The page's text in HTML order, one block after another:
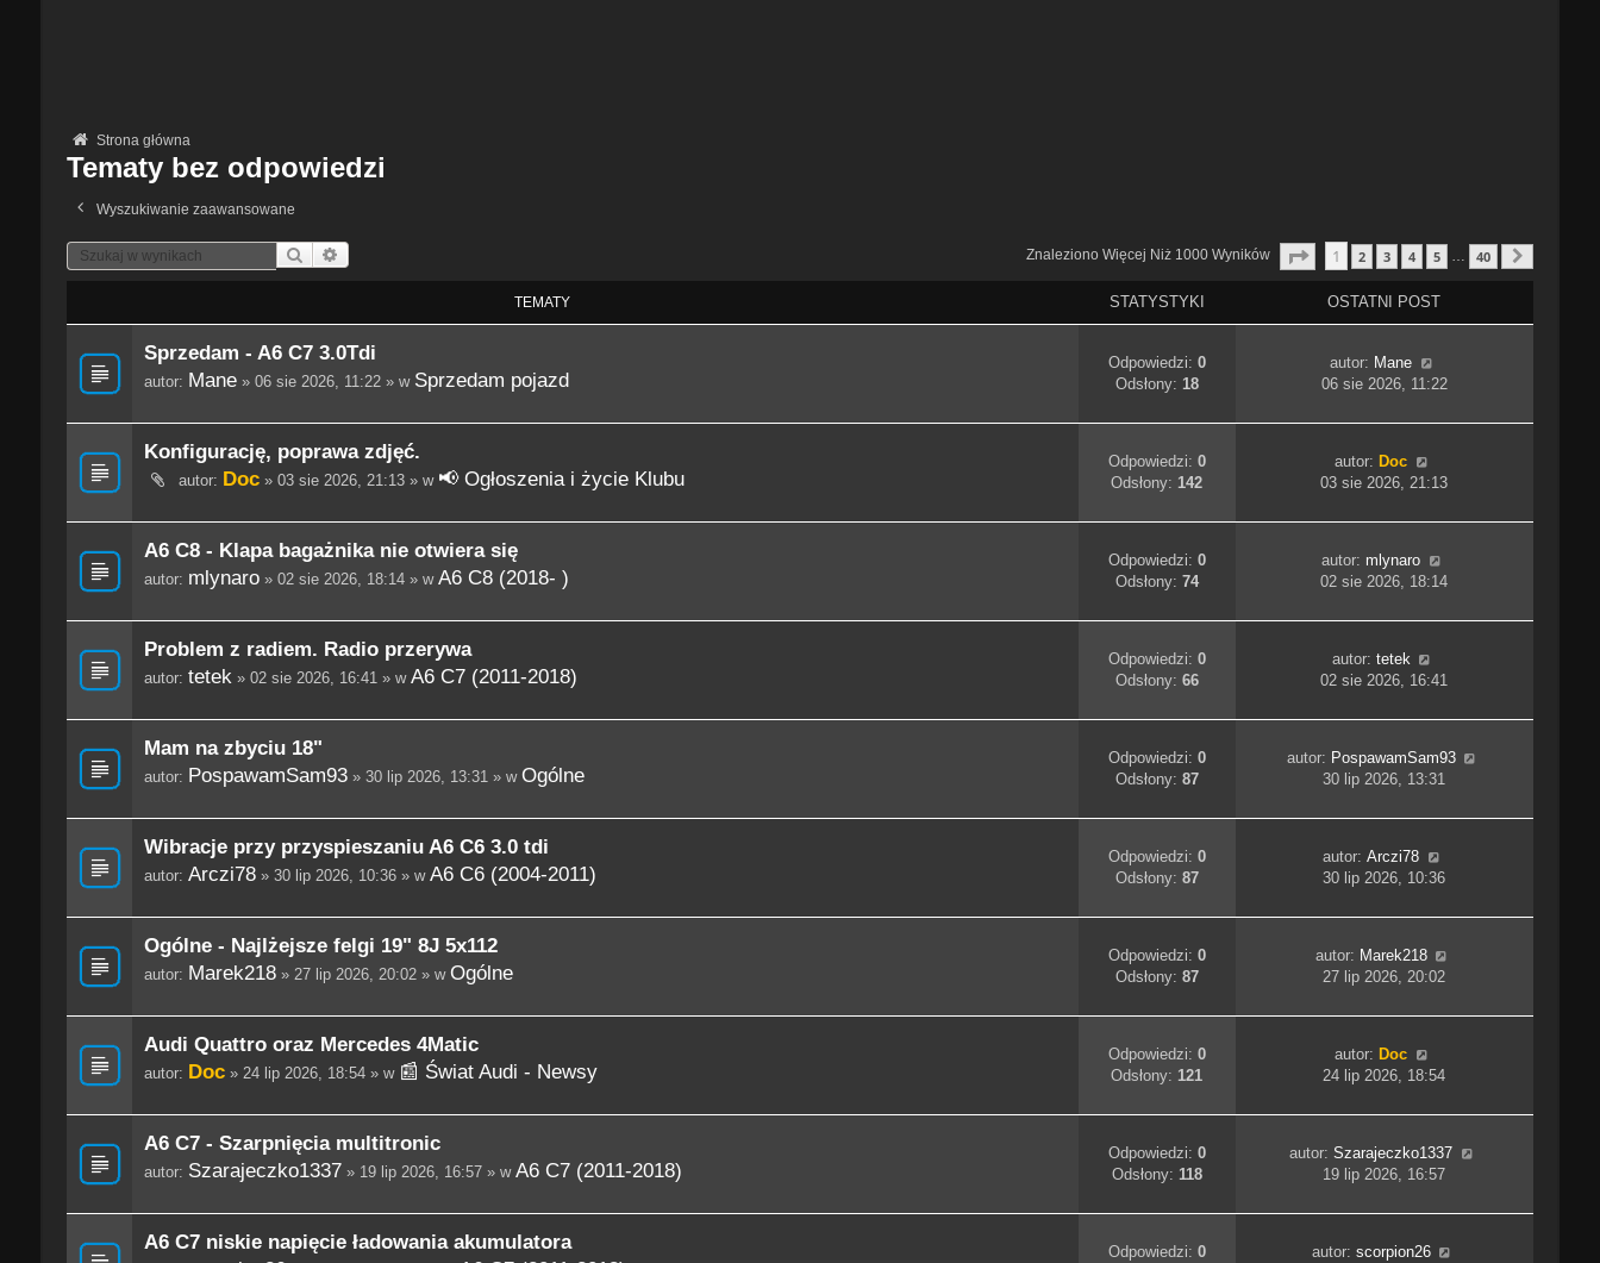
Strona główna
Tematy bez odpowiedzi
Wyszukiwanie zaawansowane
Szukaj Znaleziono Więcej Niż 1000 Wyników Strona 1Z 40
1 2 3 4 5 … 40
TEMATY STATYSTYKI OSTATNI POST
Sprzedam - A6 C7 3.0Tdi
autor: Mane» 06 sie 2026, 11:22 » w Sprzedam pojazd
Odpowiedzi: 0
Odsłony: 18
autor: Mane
06 sie 2026, 11:22
Konfigurację, poprawa zdjęć.
autor: Doc» 03 sie 2026, 21:13 » w 📢 Ogłoszenia i życie Klubu
Odpowiedzi: 0
Odsłony:142
autor: Doc
03 sie 2026, 21:13
A6 C8 - Klapa bagażnika nie otwiera się
autor: mlynaro» 02 sie 2026, 18:14 » w A6 C8 (2018- )
Odpowiedzi: 0
Odsłony: 74
autor: mlynaro
02 sie 2026, 18:14
Problem z radiem. Radio przerywa
autor: tetek» 02 sie 2026, 16:41 » w A6 C7 (2011-2018)
Odpowiedzi: 0
Odsłony: 66
autor: tetek
02 sie 2026, 16:41
Mam na zbyciu 18"
autor: PospawamSam93» 30 lip 2026, 13:31 » w Ogólne
Odpowiedzi: 0
Odsłony: 87
autor: PospawamSam93
30 lip 2026, 13:31
Wibracje przy przyspieszaniu A6 C6 3.0 tdi
autor: Arczi78» 30 lip 2026, 10:36 » w A6 C6 (2004-2011)
Odpowiedzi: 0
Odsłony: 87
autor:Arczi78
30 lip 2026, 10:36
Ogólne - Najlżejsze felgi 19" 8J 5x112
autor: Marek218» 27 lip 2026, 20:02 » w Ogólne
Odpowiedzi: 0
Odsłony: 87
autor: Marek218
27 lip 2026, 20:02
Audi Quattro oraz Mercedes 4Matic
autor: Doc» 24 lip 2026, 18:54 » w 📰 Świat Audi - Newsy
Odpowiedzi: 0
Odsłony:121
autor: Doc
24 lip 2026, 18:54
A6 C7 - Szarpnięcia multitronic
autor: Szarajeczko1337 » 19 lip 2026, 16:57 » w A6 C7 (2011-2018)
Odpowiedzi: 0
Odsłony: 118
autor:Szarajeczko1337
19 lip 2026, 16:57
A6 C7 niskie napięcie ładowania akumulatora Odpowiedzi: 0
autor: scorpion26